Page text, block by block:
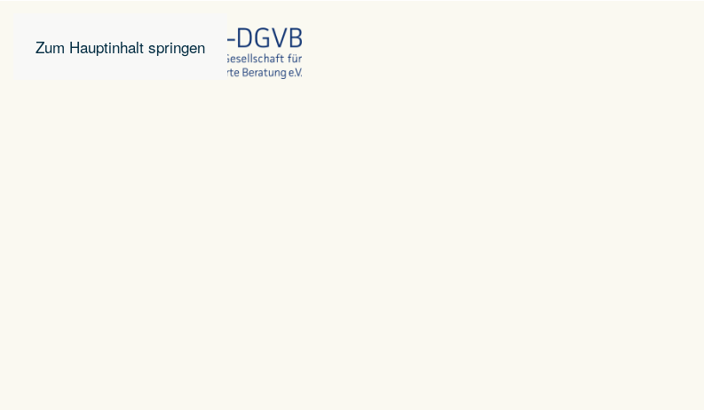
Zum Hauptinhalt springen